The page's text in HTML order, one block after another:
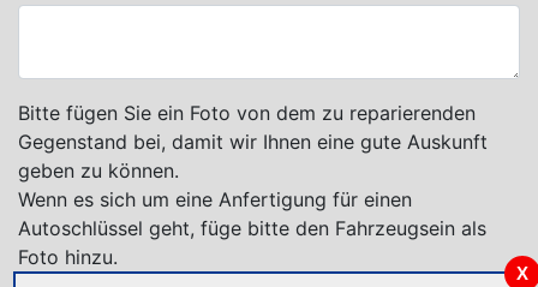
X
Bitte fügen Sie ein Foto von dem zu reparierenden
Gegenstand bei, damit wir Ihnen eine gute Auskunft
geben zu können.
Wenn es sich um eine Anfertigung für einen
Autoschlüssel geht, füge bitte den Fahrzeugsein als
Foto hinzu.